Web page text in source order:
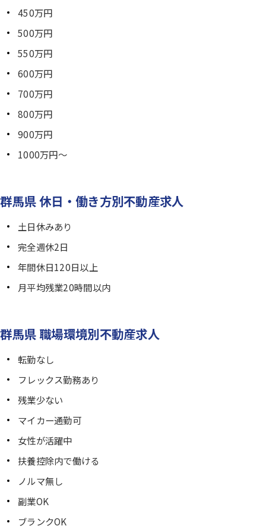
450万円
500万円
550万円
600万円
700万円
800万円
900万円
1000万円～
群馬県 休日・働き方別不動産求人
土日休みあり
完全週休2日
年間休日120日以上
月平均残業20時間以内
群馬県 職場環境別不動産求人
転勤なし
フレックス勤務あり
残業少ない
マイカー通勤可
女性が活躍中
扶養控除内で働ける
ノルマ無し
副業OK
ブランクOK